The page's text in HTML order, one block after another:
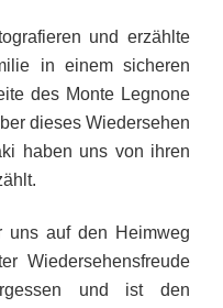
und erzählte
in einem sicheren
des Monte Legnone
dieses Wiedersehen
haben uns von ihren
uns auf den Heimweg
Wiedersehensfreude
und ist den